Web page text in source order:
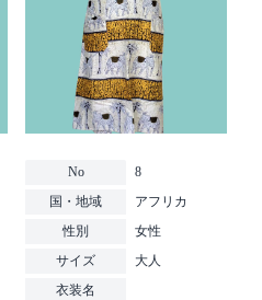
No
8
国・地域
アフリカ
性別
女性
サイズ
大人
衣装名